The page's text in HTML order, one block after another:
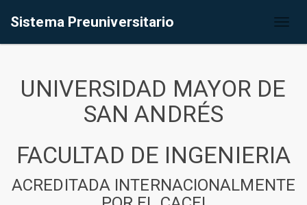
Sistema Preuniversitario
UNIVERSIDAD MAYOR DE
SAN ANDRÉS
FACULTAD DE INGENIERIA
ACREDITADA INTERNACIONALMENTE